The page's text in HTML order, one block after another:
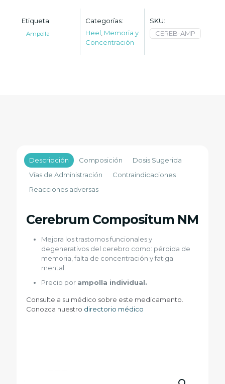
Etiqueta:
Ampolla
Categorías:
Heel Memoria y
Concentración
SKU:
CEREB-AMP
Descripción Composición
Dosis Sugerida
Vías de Administración
Contraindicaciones
Reacciones adversas
Cerebrum Compositum NM
Mejora los trastornos funcionales y
degenerativos del cerebro como: pérdida de
memoria, falta de concentración y fatiga
mental.
Precio por ampolla individual.
Consulte a su médico sobre este medicamento.
Conozca nuestro directorio médico